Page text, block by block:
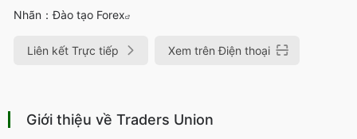
Nhãn：Đào tạo Forex
Liên kết Trực tiếp Xem trên Điện thoại
Giới thiệu về Traders Union